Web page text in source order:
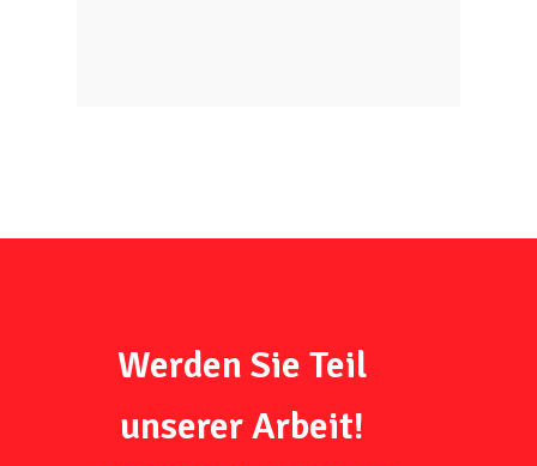
Werden Sie Teil
unserer Arbeit!